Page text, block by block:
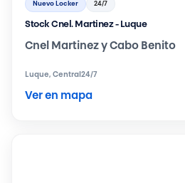
Nuevo Locker 24/7
Stock Cnel. Martinez - Luque
Cnel Martinez y Cabo Benito
Luque, Central 24/7
Ver en mapa